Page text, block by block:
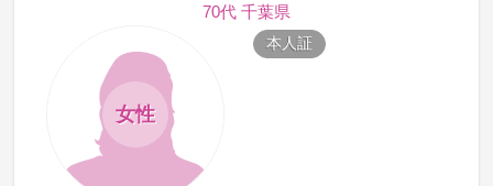
70代 千葉県
女性
本人証